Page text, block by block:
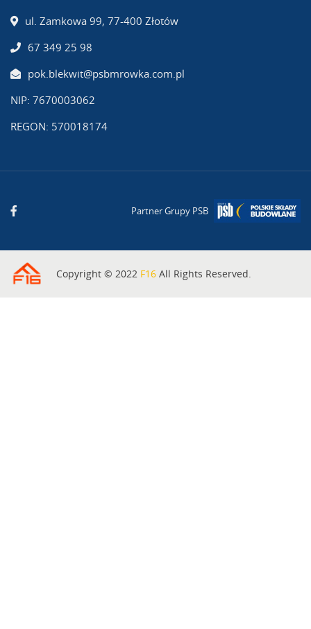
ul. Zamkowa 99, 77-400 Złotów
67 349 25 98
pok.blekwit@psbmrowka.com.pl
NIP: 7670003062
REGON: 570018174
Partner Grupy PSB
Copyright © 2022 F16 All Rights Reserved.